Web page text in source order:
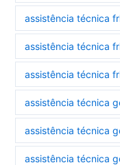
assistência técnica
assistência técnica
assistência técnica
assistência técnica
assistência técnica
assistência técnica